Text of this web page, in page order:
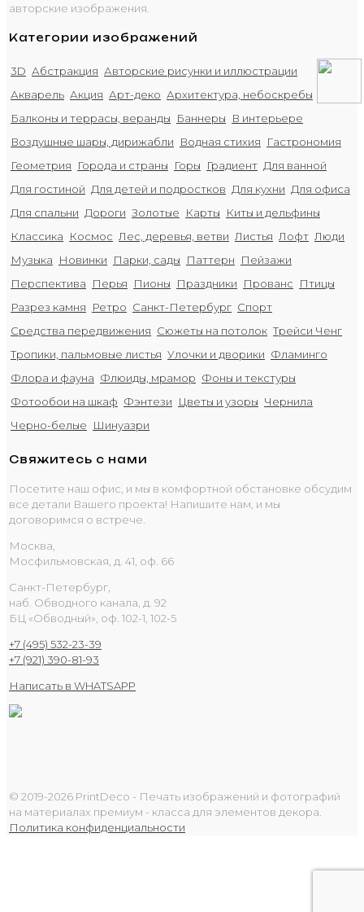
авторские изображения.
Категории изображений
3D Абстракция Авторские рисунки и иллюстрации
Акварель Акция Арт-деко Архитектура, небоскребы
Балконы и террасы, веранды
Баннеры
В интерьере
Воздушные шары, дирижабли
Водная стихия
Гастрономия
Геометрия
Города и страны Горы Градиент Для ванной
Для гостиной Для детей и подростков Для кухни Для офиса
Для спальни Дороги Золотые Карты
Киты и дельфины
Классика
Космос Лес, деревья, ветви Листья Лофт Люди
Музыка
Новинки Парки, сады Паттерн
Пейзажи
Перспектива
Перья Пионы Праздники Прованс
Птицы
Разрез камня
Ретро Санкт-Петербург Спорт
Средства передвижения Сюжеты на потолок Трейси Ченг
Тропики, пальмовые листья Улочки и дворики Фламинго
Флора и фауна Флюиды, мрамор Фоны и текстуры
Фотообои на шкаф Фэнтези Цветы и узоры Чернила
Черно-белые
Шинуазри
Свяжитесь с нами
Посетите наш офис, и мы в комфортной обстановке обсудим
все детали Вашего проекта! Напишите нам, и мы
договоримся о встрече.
Москва,
Мосфильмовская, д. 41, оф. 66
Санкт-Петербург,
наб. Обводного канала, д. 92
БЦ «Обводный», оф. 102-1, 102-5
+7 (495) 532-23-39
+7 (921) 390-81-93
Написать в WHATSAPP
© 2019-2026 PrintDeco - Печать изображений и фотографий
на материалах премиум - класса для элементов декора.
Политика конфиденциальности